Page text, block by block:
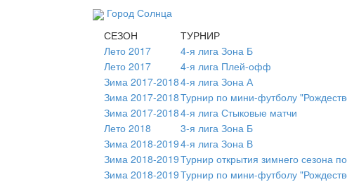
Город Солнца
СЕЗОН
ТУРНИР
Лето 2017
4-я лига Зона Б
Лето 2017
4-я лига Плей-офф
Зима 2017-20184-я лига Зона А
Зима 2017-2018Турнир по мини-футболу
Зима 2017-20184-я лига Стыковые матчи
Лето 2018
3-я лига Зона Б
Зима 2018-20194-я лига Зона В
Зима 2018-2019Турнир открытия зимнего сезона
Зима 2018-2019Турнир по мини-футболу